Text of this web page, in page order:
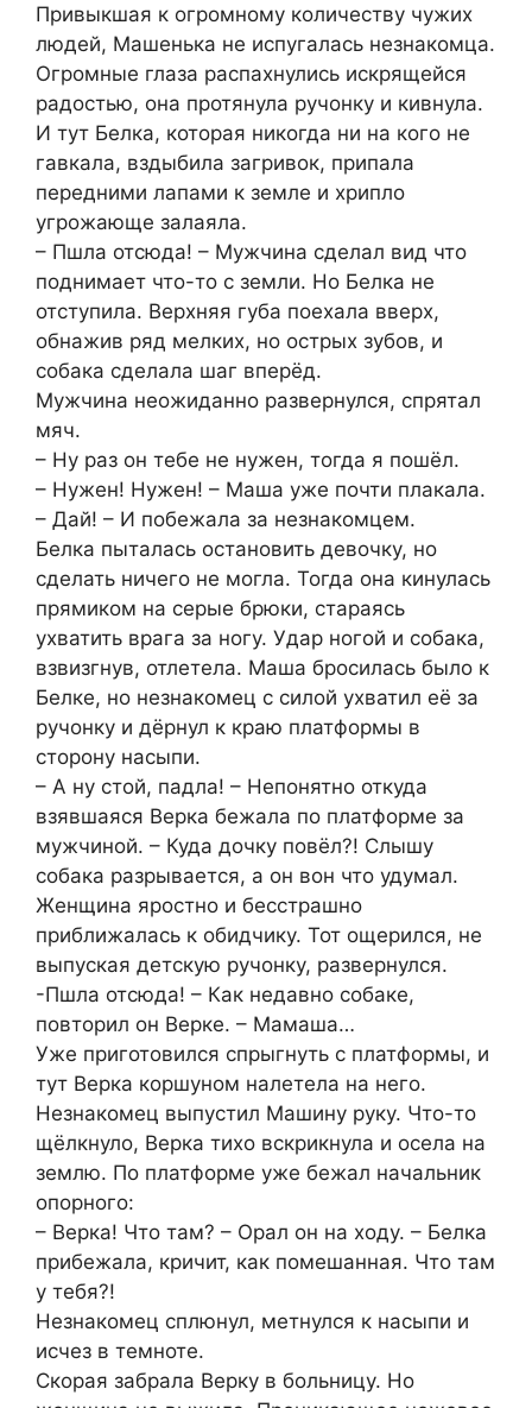
Привыкшая к огромному количеству чужих
людей, Машенька не испугалась незнакомца.
Огромные глаза распахнулись искрящейся
радостью, она протянула ручонку и кивнула.
И тут Белка, которая никогда ни на кого не
гавкала, вздыбила загривок, припала
передними лапами к земле и хрипло
угрожающе залаяла.
– Пшла отсюда! – Мужчина сделал вид что
поднимает что-то с земли. Но Белка не
отступила. Верхняя губа поехала вверх,
обнажив ряд мелких, но острых зубов, и
собака сделала шаг вперёд.
Мужчина неожиданно развернулся, спрятал
мяч.
– Ну раз он тебе не нужен, тогда я пошёл.
– Нужен! Нужен! – Маша уже почти плакала.
– Дай! – И побежала за незнакомцем.
Белка пыталась остановить девочку, но
сделать ничего не могла. Тогда она кинулась
прямиком на серые брюки, стараясь
ухватить врага за ногу. Удар ногой и собака,
взвизгнув, отлетела. Маша бросилась было к
Белке, но незнакомец с силой ухватил её за
ручонку и дёрнул к краю платформы в
сторону насыпи.
– А ну стой, падла! – Непонятно откуда
взявшаяся Верка бежала по платформе за
мужчиной. – Куда дочку повёл?! Слышу
собака разрывается, а он вон что удумал.
Женщина яростно и бесстрашно
приближалась к обидчику. Тот ощерился, не
выпуская детскую ручонку, развернулся.
-Пшла отсюда! – Как недавно собаке,
повторил он Верке. – Мамаша…
Уже приготовился спрыгнуть с платформы, и
тут Верка коршуном налетела на него.
Незнакомец выпустил Машину руку. Что-то
щёлкнуло, Верка тихо вскрикнула и осела на
землю. По платформе уже бежал начальник
опорного:
– Верка! Что там? – Орал он на ходу. – Белка
прибежала, кричит, как помешанная. Что там
у тебя?!
Незнакомец сплюнул, метнулся к насыпи и
исчез в темноте.
Скорая забрала Верку в больницу. Но